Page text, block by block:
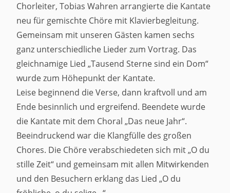
Chorleiter, Tobias Wahren arrangierte die Kantate
neu für gemischte Chöre mit Klavierbegleitung.
Gemeinsam mit unseren Gästen kamen sechs
ganz unterschiedliche Lieder zum Vortrag. Das
gleichnamige Lied „Tausend Sterne sind ein Dom“
wurde zum Höhepunkt der Kantate.
Leise beginnend die Verse, dann kraftvoll und am
Ende besinnlich und ergreifend. Beendete wurde
die Kantate mit dem Choral „Das neue Jahr“.
Beeindruckend war die Klangfülle des großen
Chores. Die Chöre verabschiedeten sich mit „O du
stille Zeit“ und gemeinsam mit allen Mitwirkenden
und den Besuchern erklang das Lied „O du